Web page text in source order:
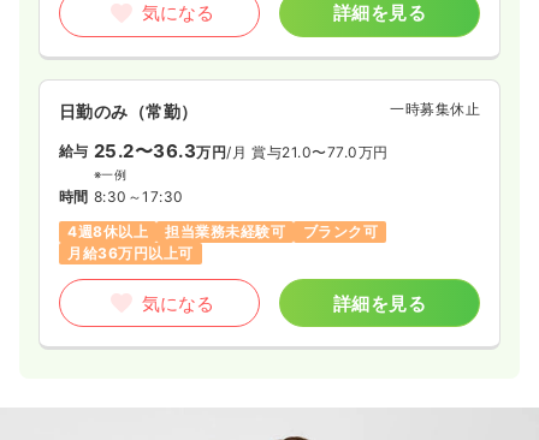
気になる 詳細を見る
日勤のみ（常勤） 一時募集休止
給与 25.2〜36.3万円/月 賞与21.0〜77.0万円
※一例
時間 8:30～17:30
4週8休以上
担当業務未経験可
ブランク可
月給36万円以上可
気になる 詳細を見る